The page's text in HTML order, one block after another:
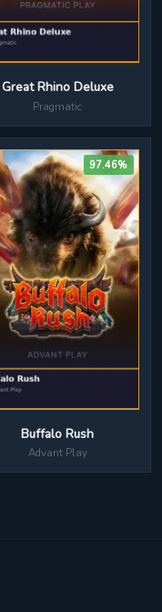
Great Rhino Deluxe
Pragmatic
97.46%
Buffalo Rush
Advant Play